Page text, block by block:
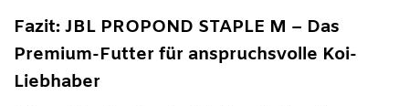
Fazit: JBL PROPOND STAPLE M – Das
Premium-Futter für anspruchsvolle Koi-
Liebhaber